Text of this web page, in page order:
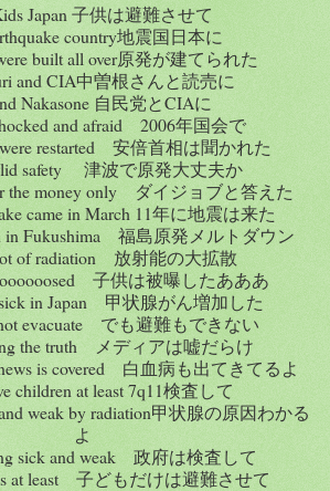
Japan 子供は避難させて
country地震国日本に
built all over原発が建てられた
and CIA中曽根さんと読売に
Nakasone 自民党とCIAに
and afraid 2006年国会で
were restarted 安倍首相は聞かれた
safety 津波で原発大丈夫か
the money only ダイジョブと答えた
came in March 11年に地震は来た
in Fukushima 福島原発メルトダウン
of radiation 放射能の大拡散
子供は被曝したあああ
in Japan 甲状腺がん増加した
evacuate でも避難もできない
the truth メディアは嘘だらけ
is covered 白血病も出てきてるよ
children at least 7q11検査して
weak by radiation甲状腺の原因わかる
よ
sick and weak 政府は検査して
at least 子どもだけは避難させて